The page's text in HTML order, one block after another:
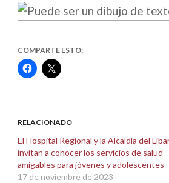
COMPARTE ESTO:
Haz
clic
abre
una
ventana
nueva)
Haz
clic
abre
una
ventana
nueva)
RELACIONADO
El Hospital Regional y la Alcaldía del
invitan a conocer los servicios de salud
amigables para jóvenes y adolescentes
17 de noviembre de 2023